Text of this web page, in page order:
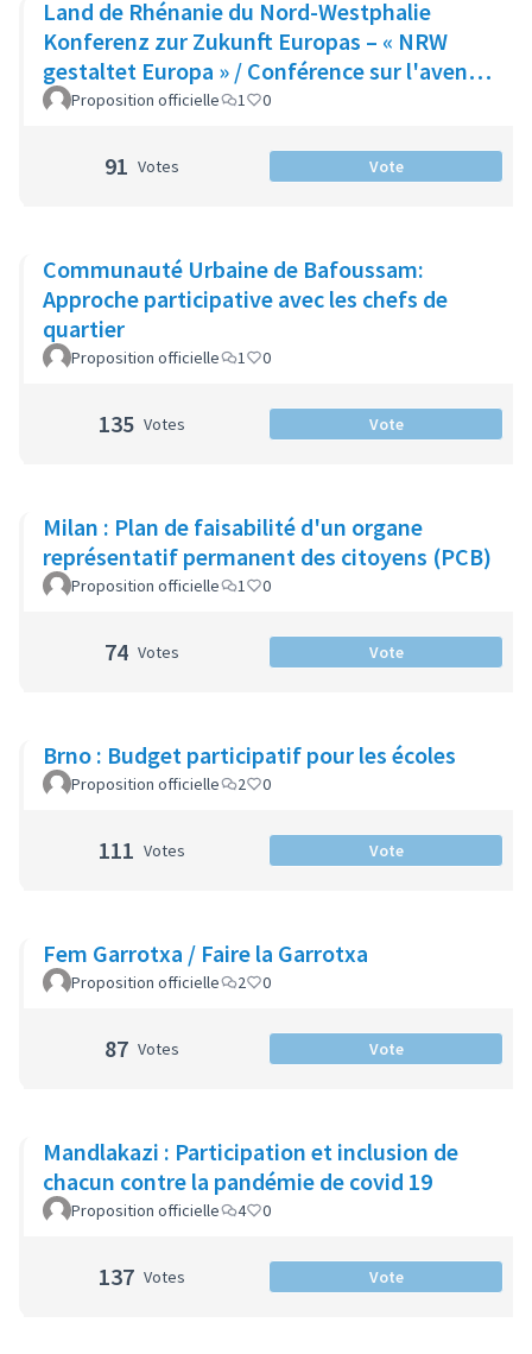
Land de Rhénanie du Nord-Westphalie
Konferenz zur Zukunft Europas – « NRW
gestaltet Europa » / Conférence sur l'avenir
de l'Euro
Proposition officielle 1 0
91 Votes Vote
Communauté Urbaine de Bafoussam:
Approche participative avec les chefs de
quartier
Proposition officielle 1 0
135 Votes Vote
Milan : Plan de faisabilité d'un organe
représentatif permanent des citoyens (PCB)
Proposition officielle 1 0
74 Votes Vote
Brno : Budget participatif pour les écoles
Proposition officielle 2 0
111 Votes Vote
Fem Garrotxa / Faire la Garrotxa
Proposition officielle 2 0
87 Votes Vote
Mandlakazi : Participation et inclusion de
chacun contre la pandémie de covid 19
Proposition officielle 4 0
137 Votes Vote